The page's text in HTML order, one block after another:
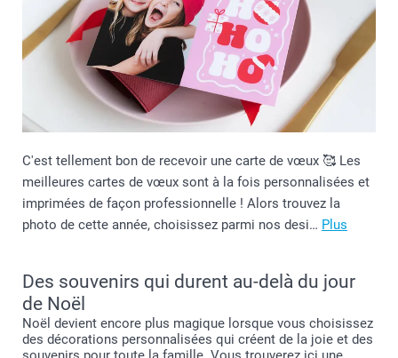
C'est tellement bon de recevoir une carte de vœux 🥰 Les
meilleures cartes de vœux sont à la fois personnalisées et
imprimées de façon professionnelle ! Alors trouvez la
photo de cette année, choisissez parmi nos desi… Plus
Des souvenirs qui durent au-delà du jour
de Noël
Noël devient encore plus magique lorsque vous choisissez
des décorations personnalisées qui créent de la joie et des